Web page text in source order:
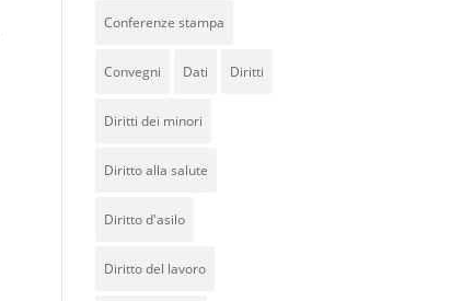
Conferenze stampa
Convegni Dati Diritti
Diritti dei minori
Diritto alla salute
Diritto d'asilo
Diritto del lavoro